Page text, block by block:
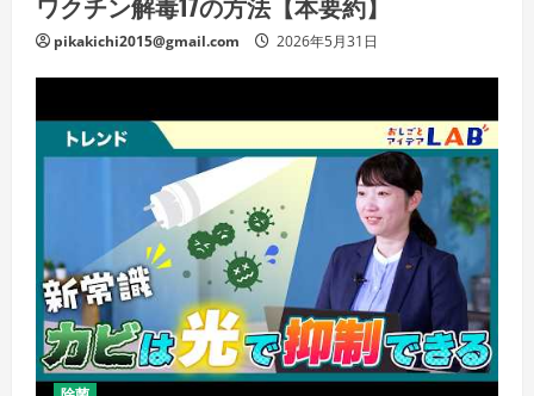
pikakichi2015@gmail.com 2026年5月31日